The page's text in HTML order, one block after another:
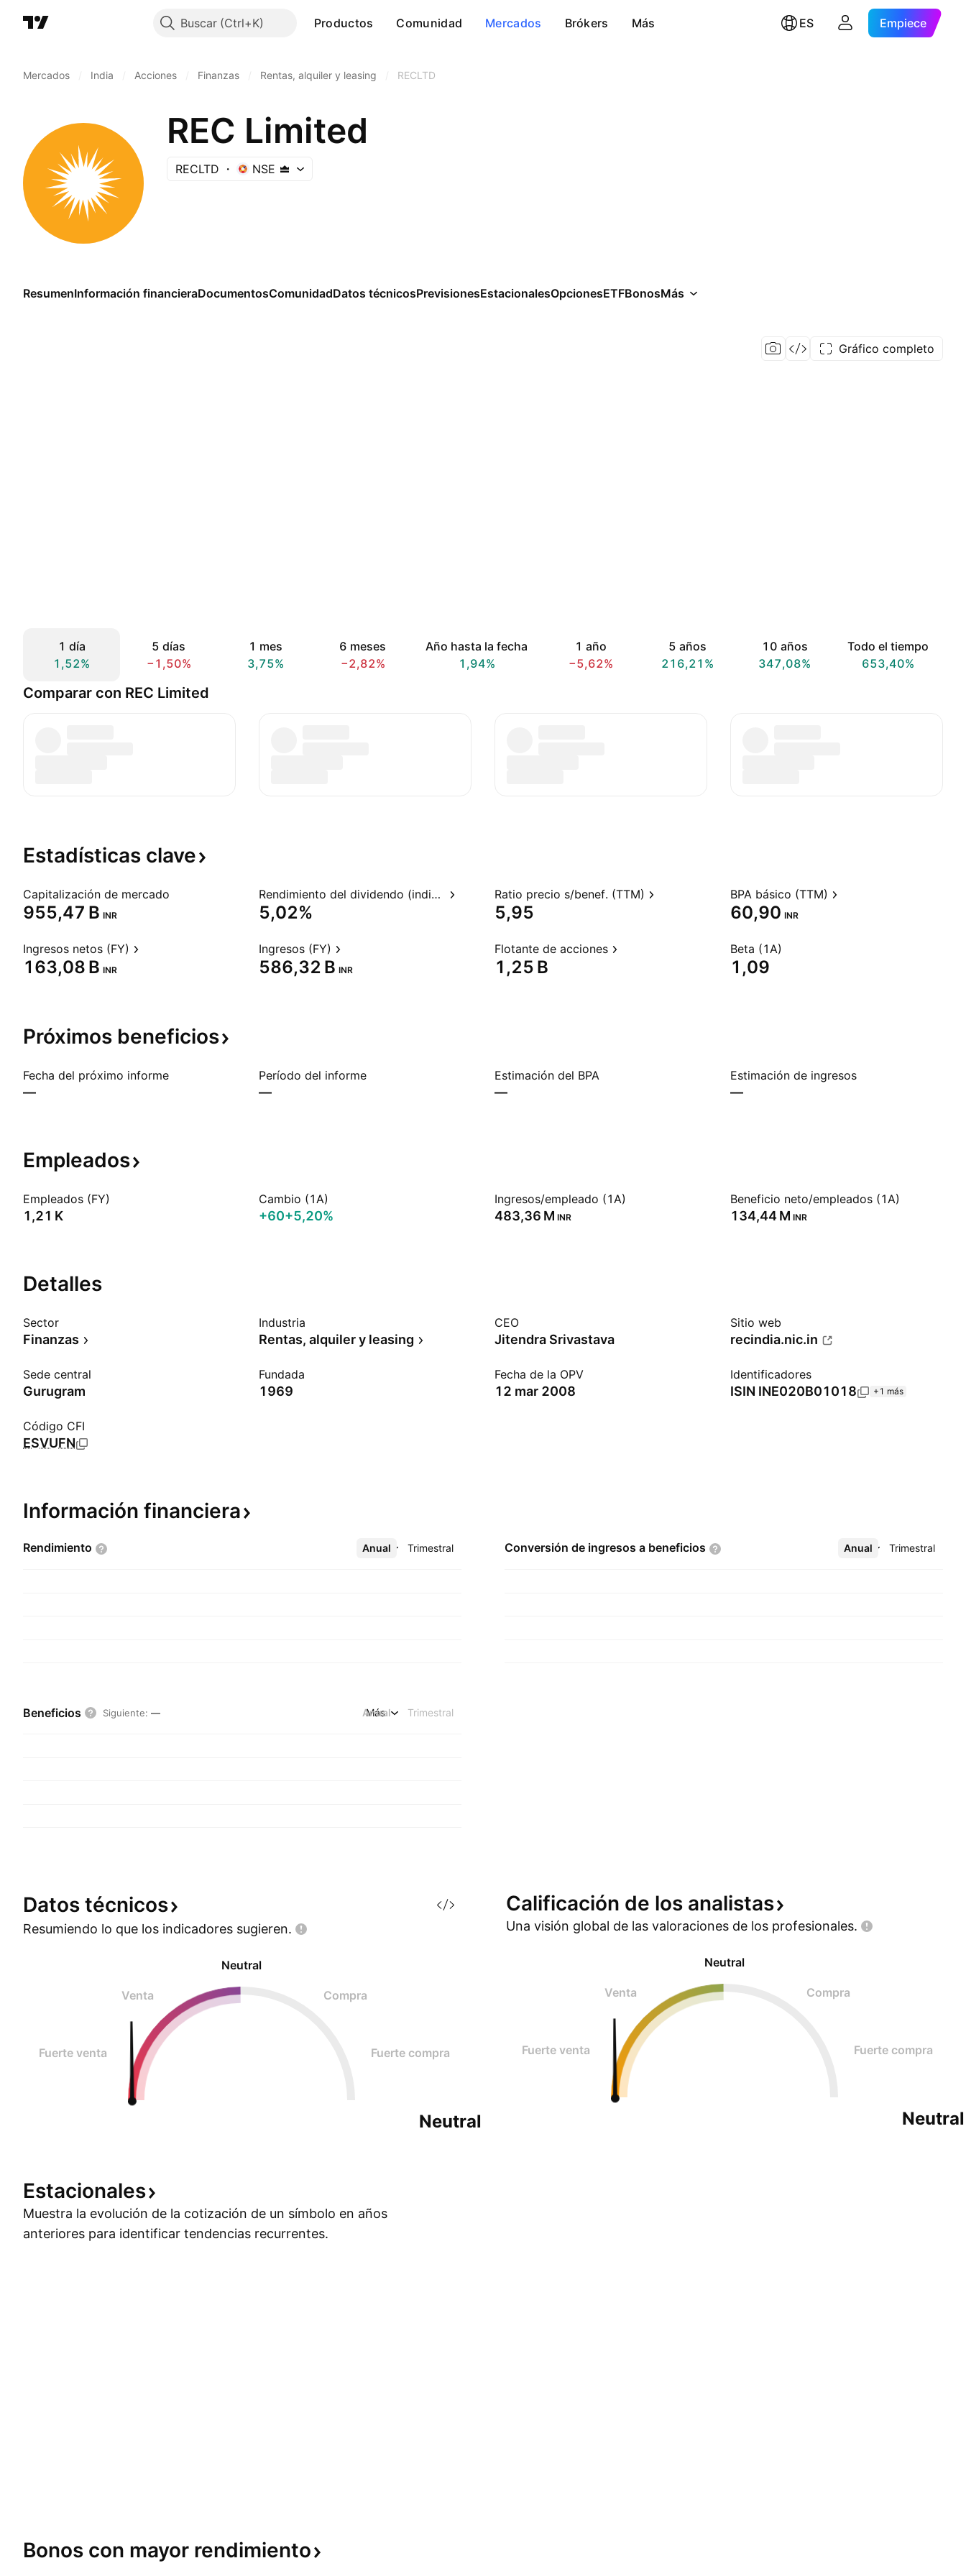
Buscar Productos Comunidad Mercados Brókers Más ES Empiece
Mercados India Acciones Finanzas Rentas, alquiler y leasing RECLTD
REC Limited
RECLTD NSE
ResumenInformación financieraDocumentosComunidadDatos técnicosPrevisionesEstacionalesOpcionesETFBonosMás
Gráfico completo
1 día
1,52%
5 días
−1,50%
1 mes
3,75%
6 meses
−2,82%
Año hasta la fecha
1,94%
1 año
−5,62%
5 años
216,21%
10 años
347,08%
Todo el tiempo
653,40%
Comparar con REC Limited
Estadísticas clave
Capitalización de mercado
‪955,47 B‬ INR
Rendimiento del dividendo (indicado)
5,02%
Ratio precio s/benef. (TTM)
5,95
BPA básico (TTM)
60,90 INR
Ingresos netos (FY)
‪163,08 B‬ INR
Ingresos (FY)
‪586,32 B‬ INR
Flotante de acciones
‪1,25 B‬
Beta (1A)
1,09
Próximos beneficios
Fecha del próximo informe
—
Período del informe
—
Estimación del BPA
—
Estimación de ingresos
—
Empleados
Empleados (FY)
‪1,21 K‬
Cambio (1A)
+60+5,20%
Ingresos/empleado (1A)
‪483,36 M‬ INR
Beneficio neto/empleados (1A)
‪134,44 M‬ INR
Detalles
Sector
Finanzas
Industria
Rentas, alquiler y leasing
CEO
Jitendra Srivastava
Sitio web
recindia.nic.in
Sede central
Gurugram
Fundada
1969
Fecha de la OPV
12 mar 2008
Identificadores
ISIN INE020B01018 +1 más
Código CFI
ESVUFN
Información financiera
Rendimiento Anual Trimestral
Más Conversión de ingresos a beneficios Anual Trimestral
Más
Beneficios Siguiente: — Anual Trimestral
Más
Datos técnicos
Resumiendo lo que los indicadores sugieren.
Neutral
Venta Compra
Fuerte venta Fuerte compra
Neutral
Calificación de los analistas
Una visión global de las valoraciones de los profesionales.
Neutral
Venta Compra
Fuerte venta Fuerte compra
Neutral
Estacionales
Muestra la evolución de la cotización de un símbolo en años
anteriores para identificar tendencias recurrentes.
Bonos con mayor rendimiento